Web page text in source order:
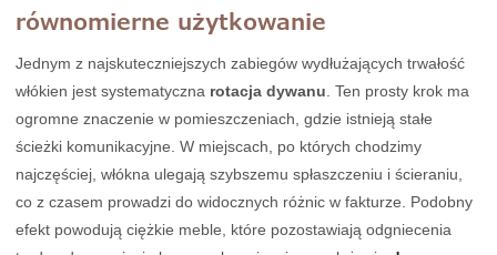
równomierne użytkowanie
Jednym z najskuteczniejszych zabiegów wydłużających trwałość
włókien jest systematyczna rotacja dywanu . Ten prosty krok ma
ogromne znaczenie w pomieszczeniach, gdzie istnieją stałe
ścieżki komunikacyjne. W miejscach, po których chodzimy
najczęściej, włókna ulegają szybszemu spłaszczeniu i ścieraniu,
co z czasem prowadzi do widocznych różnic w fakturze. Podobny
efekt powodują ciężkie meble, które pozostawiają odgniecenia